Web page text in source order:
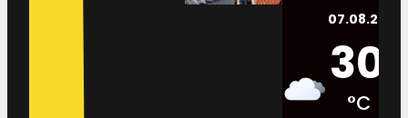
07.08.2026.
30
°C